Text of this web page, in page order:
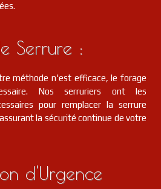
Serrure :
méthode n'est efficace, le forage
Nos serruriers ont les
pour remplacer la serrure
la sécurité continue de votre
d'Urgence